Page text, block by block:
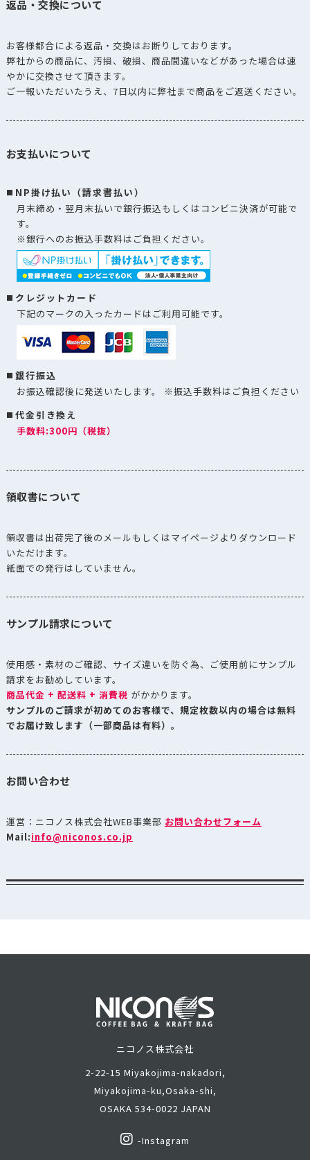
返品・交換について
お客様都合による返品・交換はお断りしております。
弊社からの商品に、汚損、破損、商品間違いなどがあった場合は速
やかに交換させて頂きます。
ご一報いただいたうえ、7日以内に弊社まで商品をご返送ください。
お支払いについて
NP掛け払い（請求書払い）
月末締め・翌月末払いで銀行振込もしくはコンビニ決済が可能で
す。
※銀行へのお振込手数料はご負担ください。
クレジットカード
下記のマークの入ったカードはご利用可能です。
銀行振込
お振込確認後に発送いたします。 ※振込手数料はご負担ください
代金引き換え
手数料:300円（税抜）
領収書について
領収書は出荷完了後のメールもしくはマイページよりダウンロード
いただけます。
紙面での発行はしていません。
サンプル請求について
使用感・素材のご確認、サイズ違いを防ぐ為、ご使用前にサンプル
請求をお勧めしています。
商品代金 + 配送料 + 消費税 がかかります。
サンプルのご請求が初めてのお客様で、規定枚数以内の場合は無料
でお届け致します（一部商品は有料）。
お問い合わせ
運営：ニコノス株式会社WEB事業部 お問い合わせフォーム
Mail:info@niconos.co.jp
ニコノス株式会社
2-22-15 Miyakojima-nakadori,
Miyakojima-ku,Osaka-shi,
OSAKA 534-0022 JAPAN
-Instagram